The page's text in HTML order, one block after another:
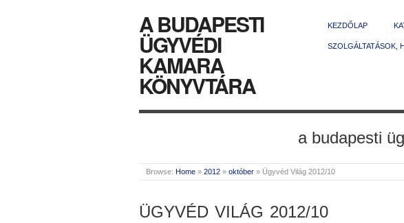
A BUDAPESTI
ÜGYVÉDI
KAMARA
KÖNYVTÁRA
KEZDŐLAP
SZOLGÁLTATÁSOK,
a budapesti
Browse: Home » 2012 » október » Ügyvéd Világ 2012/10
ÜGYVÉD VILÁG 2012/10